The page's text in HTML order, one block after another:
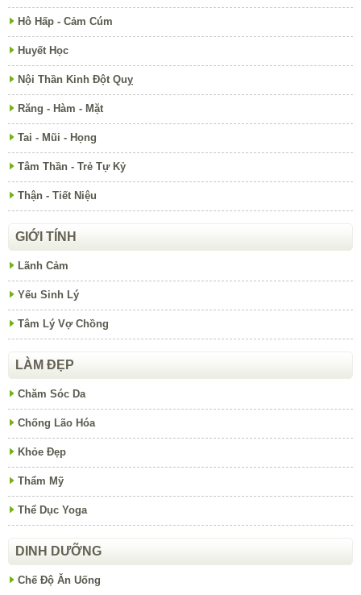
Hô Hấp - Cảm Cúm
Huyết Học
Nội Thần Kinh Đột Quỵ
Răng - Hàm - Mặt
Tai - Mũi - Họng
Tâm Thần - Trẻ Tự Kỷ
Thận - Tiết Niệu
GIỚI TÍNH
Lãnh Cảm
Yếu Sinh Lý
Tâm Lý Vợ Chồng
LÀM ĐẸP
Chăm Sóc Da
Chống Lão Hóa
Khỏe Đẹp
Thẩm Mỹ
Thể Dục Yoga
DINH DƯỠNG
Chế Độ Ăn Uống